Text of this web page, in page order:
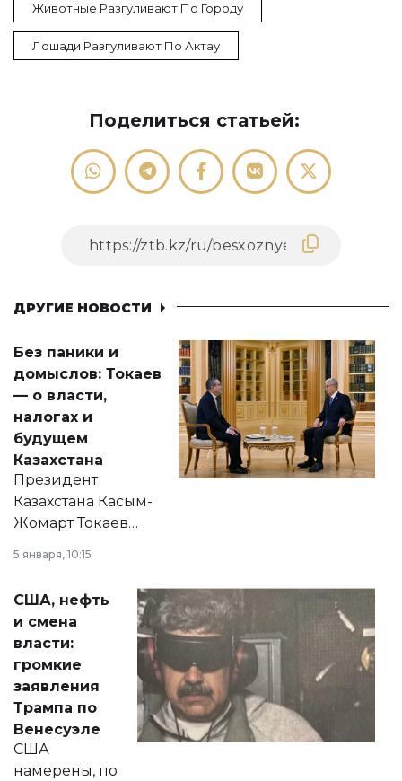
Животные Разгуливают По Городу
Лошади Разгуливают По Актау
Поделиться статьей:
ДРУГИЕ НОВОСТИ
Без паники и
домыслов: Токаев
— о власти,
налогах и
будущем
Казахстана
Президент
Казахстана Касым-
Жомарт Токаев
сразу несколько
актуальных тем —
от слухов о
политических
реформах до
вопросов армии,
экономики и
личного здоровья.
5 января, 10:15
США, нефть
и смена
власти:
громкие
заявления
Трампа по
Венесуэле
США
намерены, по